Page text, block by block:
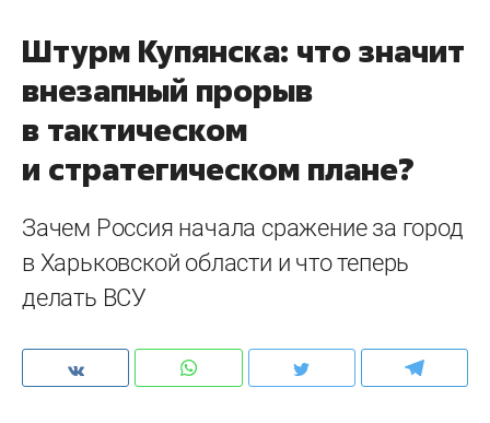
Штурм Купянска: что значит
внезапный прорыв
в тактическом
и стратегическом плане?
Зачем Россия начала сражение за город
в Харьковской области и что теперь
делать ВСУ